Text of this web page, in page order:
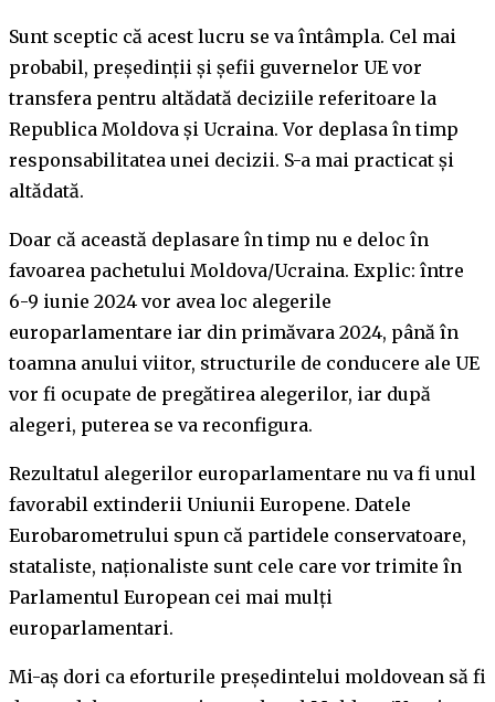
Sunt sceptic că acest lucru se va întâmpla. Cel mai
probabil, președinții și șefii guvernelor UE vor
transfera pentru altădată deciziile referitoare la
Republica Moldova și Ucraina. Vor deplasa în timp
responsabilitatea unei decizii. S-a mai practicat și
altădată.
Doar că această deplasare în timp nu e deloc în
favoarea pachetului Moldova/Ucraina. Explic: între
6-9 iunie 2024 vor avea loc alegerile
europarlamentare iar din primăvara 2024, până în
toamna anului viitor, structurile de conducere ale UE
vor fi ocupate de pregătirea alegerilor, iar după
alegeri, puterea se va reconfigura.
Rezultatul alegerilor europarlamentare nu va fi unul
favorabil extinderii Uniunii Europene. Datele
Eurobarometrului spun că partidele conservatoare,
stataliste, naționaliste sunt cele care vor trimite în
Parlamentul European cei mai mulți
europarlamentari.
Mi-aș dori ca eforturile președintelui moldovean să fi